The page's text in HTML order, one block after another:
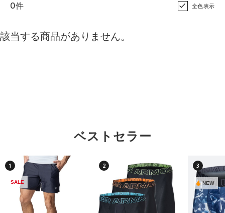
0件 全色表示
該当する商品がありません。
ベストセラー
1
SALE
2 3
NEW